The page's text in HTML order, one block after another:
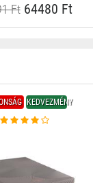
Ft64480 Ft
KEDVEZMÉNY